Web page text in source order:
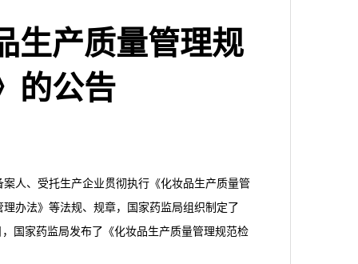
生产质量管理规
的公告
、受托生产企业贯彻执行《化妆品生产质量管
办法》等法规、规章，国家药监局组织制定了
国家药监局发布了《化妆品生产质量管理规范检